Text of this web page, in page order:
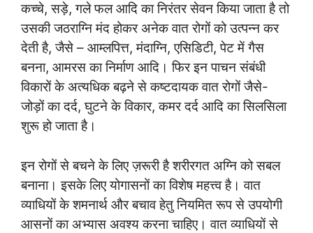
कच्चे, सड़े, गले फल आदि का निरंतर सेवन किया जाता है तो
उसकी जठराग्नि मंद होकर अनेक वात रोगों को उत्पन्न कर
देती है, जैसे – आम्लपित्त, मंदाग्नि, एसिडिटी, पेट में गैस
बनना, आमरस का निर्माण आदि। फिर इन पाचन संबंधी
विकारों के अत्यधिक बढ़ने से कष्टदायक वात रोगों जैसे-
जोड़ों का दर्द, घुटने के विकार, कमर दर्द आदि का सिलसिला
शुरू हो जाता है।
इन रोगों से बचने के लिए ज़रूरी है शरीरगत अग्नि को सबल
बनाना। इसके लिए योगासनों का विशेष महत्त्व है। वात
व्याधियों के शमनार्थ और बचाव हेतु नियमित रूप से उपयोगी
आसनों का अभ्यास अवश्य करना चाहिए। वात व्याधियों से